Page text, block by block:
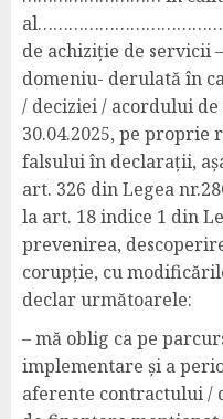
de achiziție de servicii
domeniu- derulată în
/ deciziei / acordului
30.04.2025, pe proprie
falsului în declarații,
art. 326 din Legea
la art. 18 indice 1 din
prevenirea,
corupție, cu
declar următoarele:
– mă oblig ca pe
implementare și a
aferente contractului /